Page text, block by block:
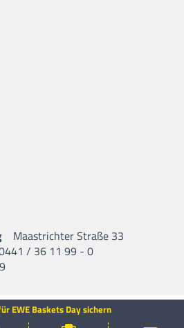
EWE Baskets Day sichern
Maastrichter Straße 33
/ 36 11 99 - 0